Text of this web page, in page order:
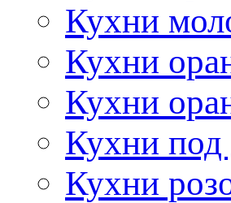
Кухни
Кухни
Кухни
Кухни под
Кухни